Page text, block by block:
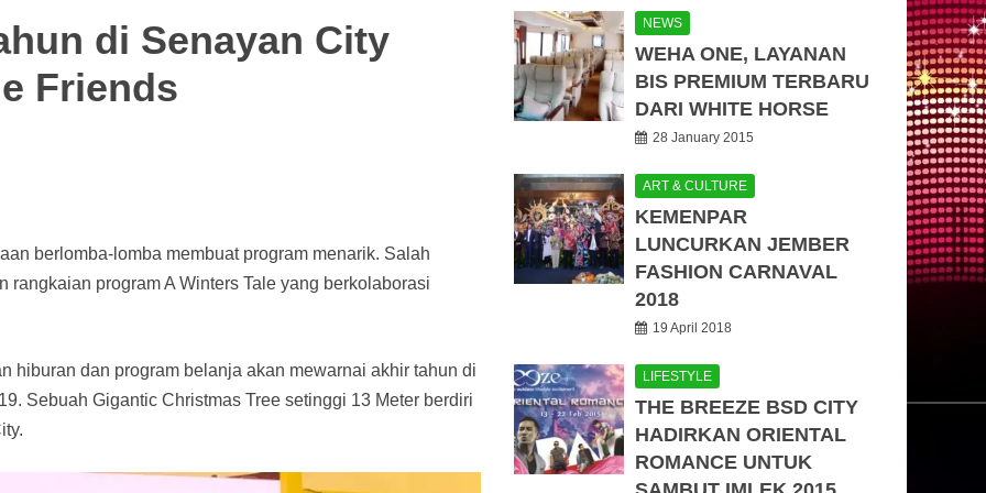
di Senayan City
Friends
berlomba-lomba membuat program menarik. Salah
program A Winters Tale yang berkolaborasi
hiburan dan program belanja akan mewarnai akhir tahun di
Sebuah Gigantic Christmas Tree setinggi 13 Meter berdiri
NEWS
WEHA ONE, LAYANAN
BIS PREMIUM TERBARU
DARI WHITE HORSE
28 January 2015
ART & CULTURE
KEMENPAR
LUNCURKAN JEMBER
FASHION CARNAVAL
2018
19 April 2018
LIFESTYLE
THE BREEZE BSD CITY
HADIRKAN ORIENTAL
ROMANCE UNTUK